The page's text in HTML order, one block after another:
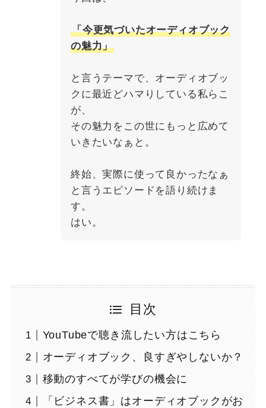
「今更気づいたオーディオブック
の魅力」
と言うテーマで、オーディオブッ
クに最近どハマりしている私らこ
が、
その魅力をこの世にもっと広めて
いきたいなぁと。
終始、実際に使って良かったなぁ
と言うエピソードを語り続けま
す。
はい。
目次
YouTubeで聴き流したい方はこちら
オーディオブック、良すぎやしないか？
移動のすべてが学びの機会に
「ビジネス書」はオーディオブックがお